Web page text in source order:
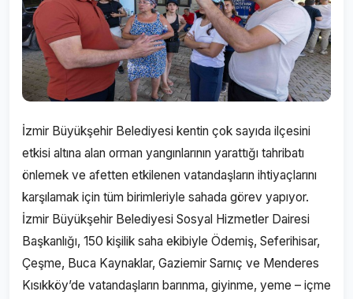
İzmir Büyükşehir Belediyesi kentin çok sayıda ilçesini
etkisi altına alan orman yangınlarının yarattığı tahribatı
önlemek ve afetten etkilenen vatandaşların ihtiyaçlarını
karşılamak için tüm birimleriyle sahada görev yapıyor.
İzmir Büyükşehir Belediyesi Sosyal Hizmetler Dairesi
Başkanlığı, 150 kişilik saha ekibiyle Ödemiş, Seferihisar,
Çeşme, Buca Kaynaklar, Gaziemir Sarnıç ve Menderes
Kısıkköy’de vatandaşların barınma, giyinme, yeme – içme